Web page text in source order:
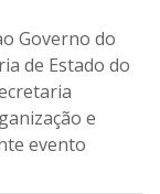
Governo do
de Estado do
e
evento